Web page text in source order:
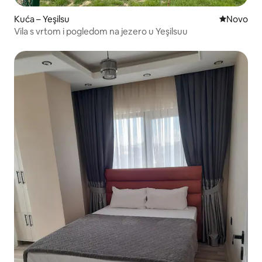
Kuća – Yeşilsu Novi
Novo
Vila s vrtom i pogledom na jezero u Yeşilsuu